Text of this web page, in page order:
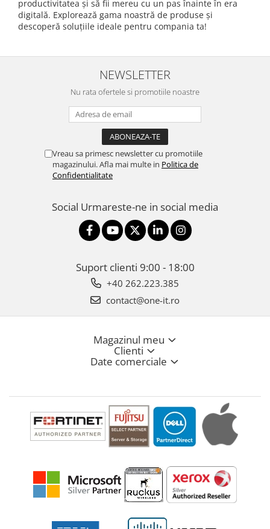
productivitatea și să fii mereu cu un pas înainte în era
digitală. Explorează gama noastră de produse și
descoperă soluțiile ideale pentru compania ta!
NEWSLETTER
Nu rata ofertele si promotiile noastre
Vreau sa primesc newsletter cu promotiile
magazinului. Afla mai multe in Politica de
Confidentialitate
Social Urmareste-ne in social media
Suport clienti 9:00 - 18:00
+40 262.223.385
contact@one-it.ro
Magazinul meu
Clienti
Date comerciale